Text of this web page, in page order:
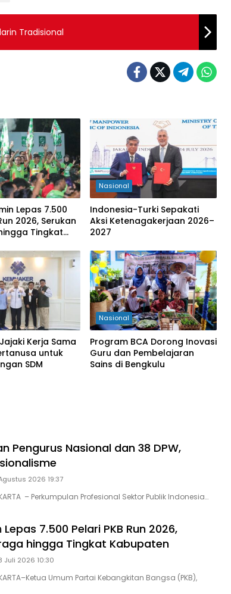
Tradisional
Lepas 7.500
2026, Serukan
Tingkat
Nasional
Indonesia-Turki Sepakati
Aksi Ketenagakerjaan 2026–
2027
Kerja Sama
untuk
SDM
Nasional
Program BCA Dorong Inovasi
Guru dan Pembelajaran
Sains di Bengkulu
Pengurus Nasional dan 38 DPW,
2026 19:37
– Perkumpulan Profesional Sektor Publik Indonesia…
7.500 Pelari PKB Run 2026,
hingga Tingkat Kabupaten
Juli 2026 10:30
Umum Partai Kebangkitan Bangsa (PKB),